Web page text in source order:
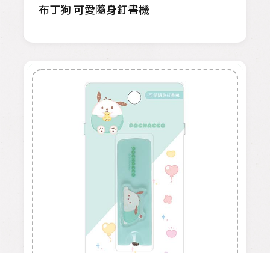
布丁狗 可愛隨身釘書機